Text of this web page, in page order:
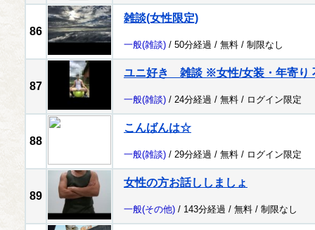
86
雑談(女性限定)
一般(雑談) / 50分経過 / 無料 / 制限なし
87
ユニ好き 雑談 ※女性/女装・年寄り
一般(雑談) / 24分経過 / 無料 / ログイン限定
88
こんばんは☆
一般(雑談) / 29分経過 / 無料 / ログイン限定
89
女性の方お話ししましょ
一般(その他) / 143分経過 / 無料 / 制限なし